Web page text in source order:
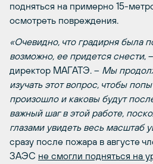
подняться на примерно 15-
осмотреть повреждения.
«Очевидно, что градирня была
возможно, ее придется снести,
директор МАГАТЭ. – Мы
изучать этот вопрос, чтобы
произошло и каковы будут
важный шаг в этой работе,
глазами увидеть весь масштаб
сразу после пожара в августе
ЗАЭС не смогли подняться на